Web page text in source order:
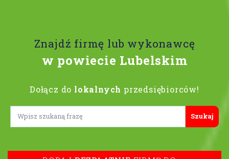
Znajdź firmę lub wykonawcę
w powiecie Lubelskim
Dołącz do lokalnych przedsiębiorców!
Lorem ipsum